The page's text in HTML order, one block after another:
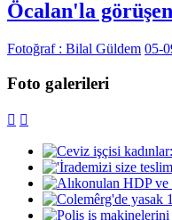
Öcalan'la
Fotoğraf : Bilal Güldem 05-
Foto galerileri
 